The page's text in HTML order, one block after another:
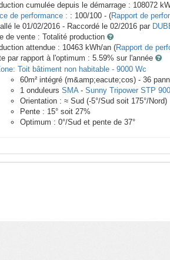
cumulée depuis le démarrage : 108072
de performance : : 100/100 - (Rapport de
le 01/02/2016 - Raccordé le 02/2016 par
de vente : Totalité production
attendue : 10463 kWh/an (Rapport de
par rapport à l'optimum : 5.59% sur l'année
Toit bâtiment non habitable - 9000 Wc
60m² intégré (m&amp;eacute;cos) - 36
1 onduleurs SMA- Sunny Tripower STP
Orientation : ≈ Sud (-5°/Sud soit 175°/Nord)
Pente : 15° soit 27%
Optimum : 0°/Sud et pente de 37°